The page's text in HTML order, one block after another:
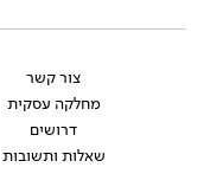
צור קשר
מחלקה עסקית
דרושים
שאלות ותשובות